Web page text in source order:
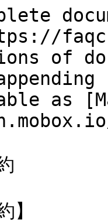
of
as
】